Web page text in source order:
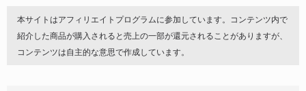
本サイトはアフィリエイトプログラムに参加しています。コンテンツ内で
紹介した商品が購入されると売上の一部が還元されることがありますが、
コンテンツは自主的な意思で作成しています。